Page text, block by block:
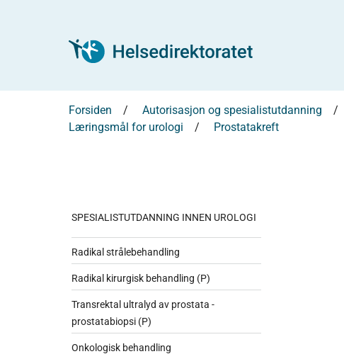
Forsiden Autorisasjon og spesialistutdanning
Læringsmål for urologi
Prostatakreft
SPESIALISTUTDANNING INNEN UROLOGI
Radikal strålebehandling
Radikal kirurgisk behandling (P)
Transrektal ultralyd av prostata -
prostatabiopsi (P)
Onkologisk behandling